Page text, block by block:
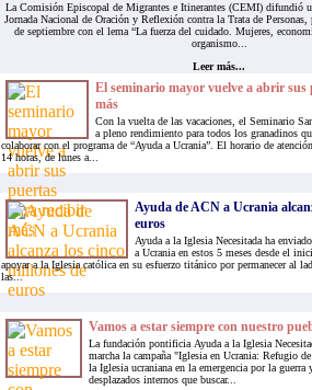
La Comisión Episcopal de Migrantes e Itinerantes (CEMI) difundió
Jornada Nacional de Oración y Reflexión contra la Trata de
de septiembre con el lema “La fuerza del cuidado. Mujeres,
organismo...
Leer más...
El seminario mayor vuelve a abrir
más
Con la vuelta de las vacaciones, el Seminario
a pleno rendimiento para todos los granadinos
colaborar con el programa de “Ayuda a Ucrania”. El horario de
14 horas, de lunes a...
Ayuda de ACN a Ucrania
euros
Ayuda a la Iglesia Necesitada ha
a Ucrania en estos 5 meses desde el
apoyar a la Iglesia católica en su esfuerzo titánico por permanecer al
las...
Vamos a estar siempre con nuestro
La fundación pontificia Ayuda a la Iglesia
marcha la campaña "Iglesia en Ucrania: Refugio
la Iglesia ucraniana en la emergencia por la
desplazados internos que buscar...